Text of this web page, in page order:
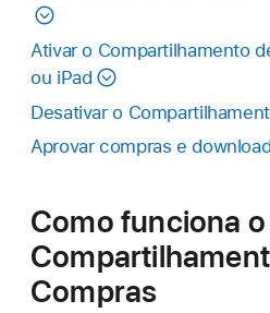
Ativar o Compartilhamento
ou iPad
Desativar o
Aprovar compras e
Como funciona o
Compras